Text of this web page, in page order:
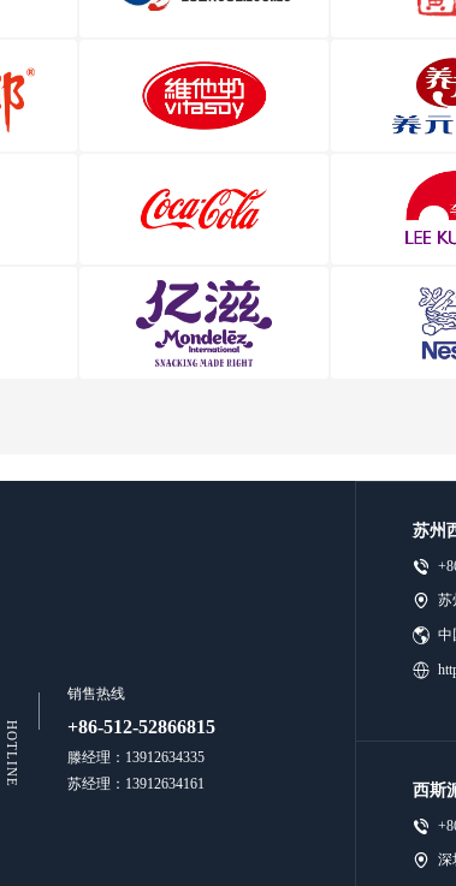
HOTLINE
销售热线
+86-512-52866815
滕经理：13912634335
苏经理：13912634161
苏州
苏
中
西斯
深